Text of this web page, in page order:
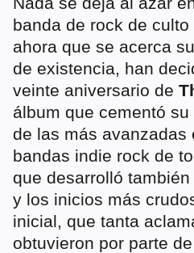
banda de rock de culto
ahora que se acerca
de existencia, han
veinte aniversario de
álbum que cementó
de las más avanzadas
bandas indie rock de
que desarrolló
y los inicios más
inicial, que tanta
obtuvieron por parte de